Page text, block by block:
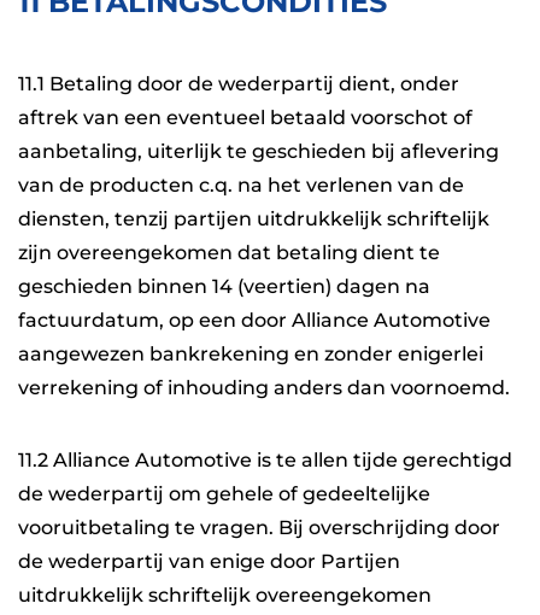
11.1 Betaling door de wederpartij dient, onder
aftrek van een eventueel betaald voorschot of
aanbetaling, uiterlijk te geschieden bij aflevering
van de producten c.q. na het verlenen van de
diensten, tenzij partijen uitdrukkelijk schriftelijk
zijn overeengekomen dat betaling dient te
geschieden binnen 14 (veertien) dagen na
factuurdatum, op een door Alliance Automotive
aangewezen bankrekening en zonder enigerlei
verrekening of inhouding anders dan voornoemd.
11.2 Alliance Automotive is te allen tijde gerechtigd
de wederpartij om gehele of gedeeltelijke
vooruitbetaling te vragen. Bij overschrijding door
de wederpartij van enige door Partijen
uitdrukkelijk schriftelijk overeengekomen